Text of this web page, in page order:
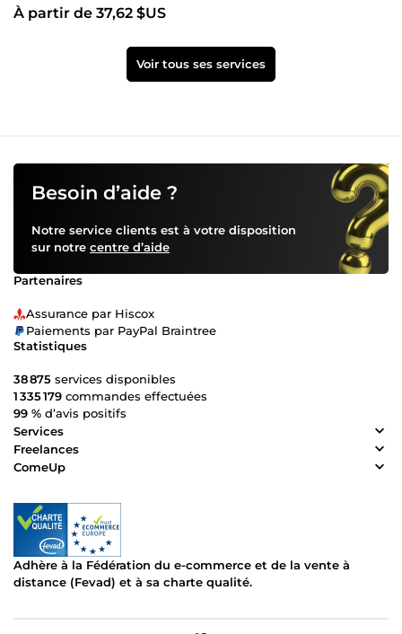
À partir de 37,62 $US
Voir tous ses services
Besoin d’aide ?
Notre service clients est à votre disposition
sur notre centre d’aide
Partenaires
Assurance par Hiscox
Paiements par PayPal Braintree
Statistiques
38 875 services disponibles
1 335 179 commandes effectuées
99 % d’avis positifs
Services
Freelances
ComeUp
Adhère à la Fédération du e-commerce et de la vente à
distance (Fevad) et à sa charte qualité.